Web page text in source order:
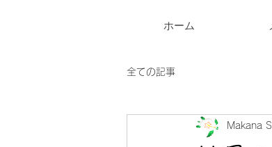
ホーム
全ての記事
Makana